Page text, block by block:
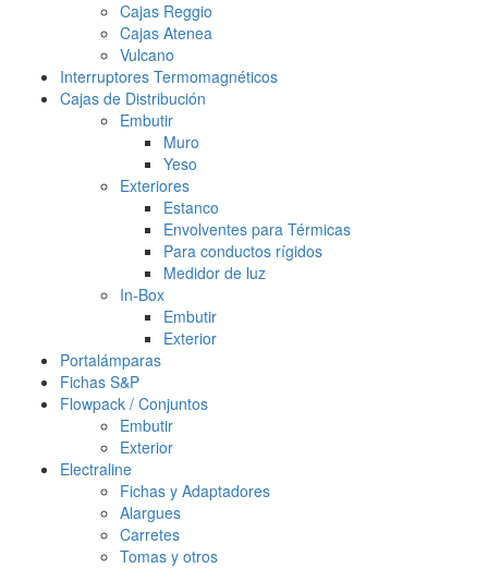
Cajas Reggio
Cajas Atenea
Vulcano
Interruptores Termomagnéticos
Cajas de Distribución
Embutir
Muro
Yeso
Exteriores
Estanco
Envolventes para Térmicas
Para conductos rígidos
Medidor de luz
In-Box
Embutir
Exterior
Portalámparas
Fichas S&P
Flowpack / Conjuntos
Embutir
Exterior
Electraline
Fichas y Adaptadores
Alargues
Carretes
Tomas y otros